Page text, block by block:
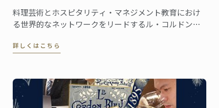
料理芸術とホスピタリティ・マネジメント教育におけ
る世界的なネットワークをリードするル・コルドン・
des Monuments Nationaux, CMN）より、パリのオテ
詳しくはこちら